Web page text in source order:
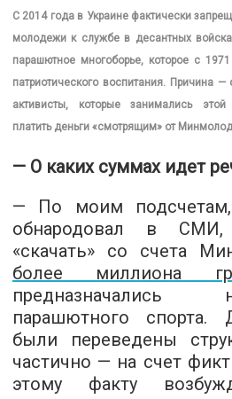
С 2014 года в Украине фактически
молодежи к службе в десантных
парашютное многоборье, которое с
патриотического воспитания. Причина
активисты, которые занимались этой
платить деньги «смотрящим» от
— О каких суммах идет
— По моим
обнародовал в СМИ,
«скачать» со счета
более миллиона
парашютного спорта.
были переведены
частично — на счет
этому факту